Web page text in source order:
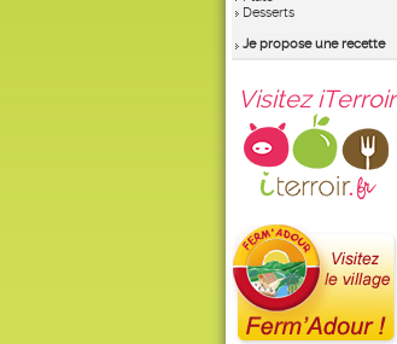
Desserts
Je propose une recette
Visitez iTerroir